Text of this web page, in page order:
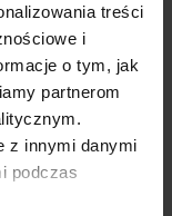
treści
i
o tym, jak
partnerom
z innymi danymi
podczas
dodatkami a